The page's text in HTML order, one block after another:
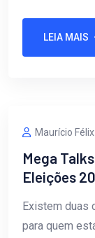
LEIA MAIS
Maurício Félix
Mega
Eleições
Existem duas
para quem